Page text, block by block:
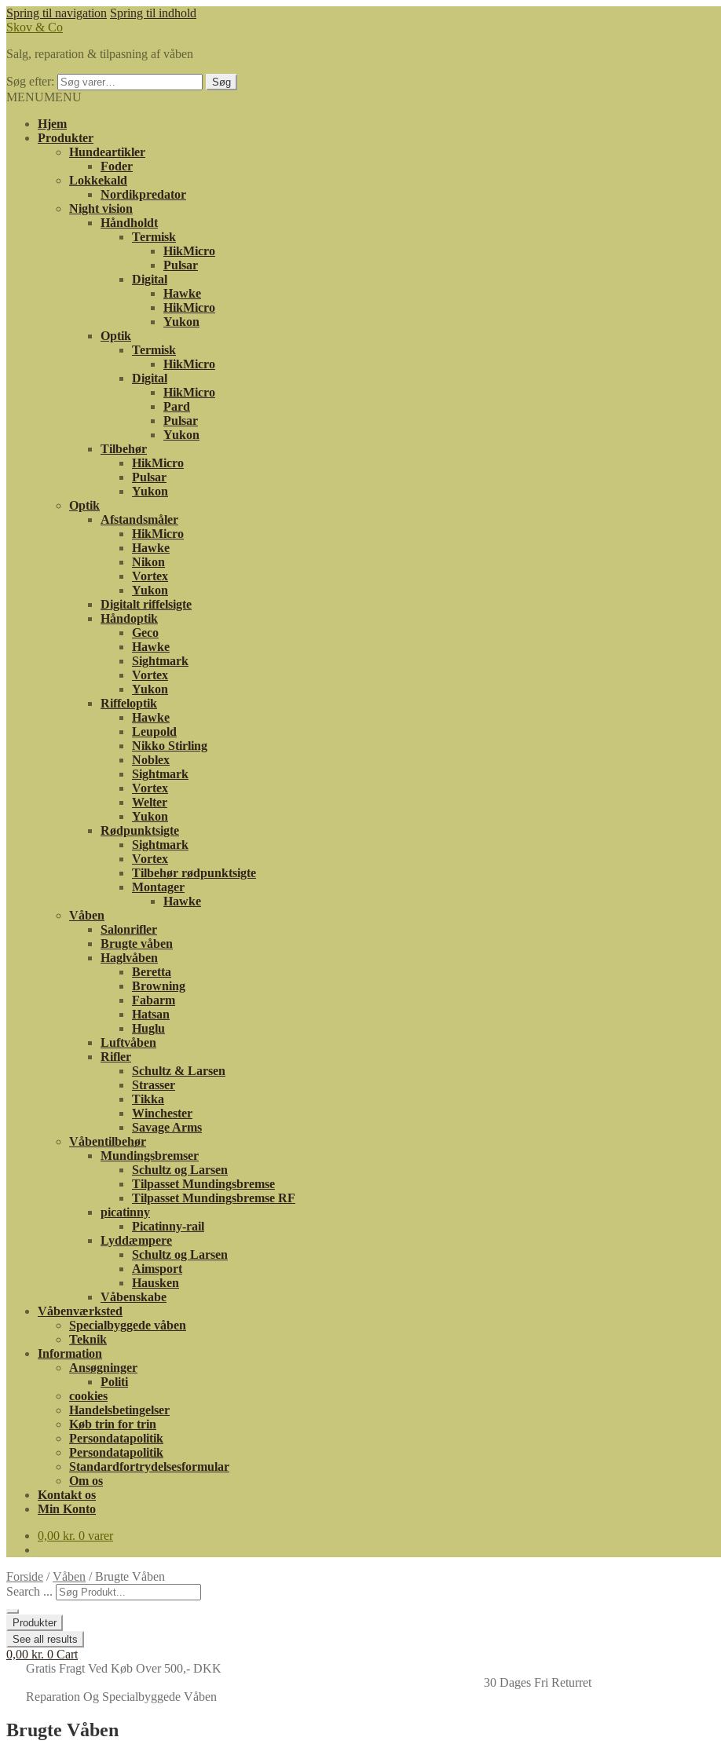
Spring til navigation Spring til indhold
Skov & Co
Salg, reparation & tilpasning af våben
Søg efter: Søg
MENUMENU
Hjem
Produkter
Hundeartikler
Foder
Lokkekald
Nordikpredator
Night vision
Håndholdt
Termisk
HikMicro
Pulsar
Digital
Hawke
HikMicro
Yukon
Optik
Termisk
HikMicro
Digital
HikMicro
Pard
Pulsar
Yukon
Tilbehør
HikMicro
Pulsar
Yukon
Optik
Afstandsmåler
HikMicro
Hawke
Nikon
Vortex
Yukon
Digitalt riffelsigte
Håndoptik
Geco
Hawke
Sightmark
Vortex
Yukon
Riffeloptik
Hawke
Leupold
Nikko Stirling
Noblex
Sightmark
Vortex
Welter
Yukon
Rødpunktsigte
Sightmark
Vortex
Tilbehør rødpunktsigte
Montager
Hawke
Våben
Salonrifler
Brugte våben
Haglvåben
Beretta
Browning
Fabarm
Hatsan
Huglu
Luftvåben
Rifler
Schultz & Larsen
Strasser
Tikka
Winchester
Savage Arms
Våbentilbehør
Mundingsbremser
Schultz og Larsen
Tilpasset Mundingsbremse
Tilpasset Mundingsbremse RF
picatinny
Picatinny-rail
Lyddæmpere
Schultz og Larsen
Aimsport
Hausken
Våbenskabe
Våbenværksted
Specialbyggede våben
Teknik
Information
Ansøgninger
Politi
cookies
Handelsbetingelser
Køb trin for trin
Persondatapolitik
Persondatapolitik
Standardfortrydelsesformular
Om os
Kontakt os
Min Konto
0,00 kr. 0 varer
Forside /Våben /Brugte Våben
Search ...
Produkter
See all results
0,00 kr. 0 Cart
Gratis Fragt Ved Køb Over 500,- DKK
30 Dages Fri Returret
Reparation Og Specialbyggede Våben
Brugte Våben